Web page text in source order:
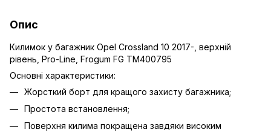
Опис
Килимок у багажник Opel Crossland 10 2017-, верхній
рівень, Pro-Line, Frogum FG TM400795
Основні характеристики:
Жорсткий борт для кращого захисту багажника;
Простота встановлення;
Поверхня килима покращена завдяки високим